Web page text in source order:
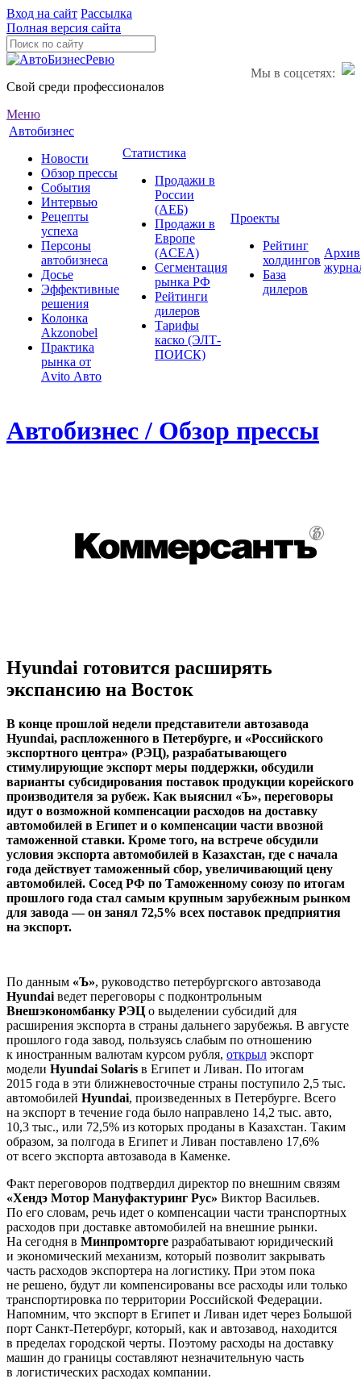
Вход на сайт Рассылка
Полная версия сайта
Мы в соцсетях:
Свой среди профессионалов
Меню
Автобизнес
Новости
Обзор прессы
События
Интервью
Рецепты
успеха
Персоны
автобизнеса
Досье
Эффективные
решения
Колонка
Akzonobel
Практика
рынка от
Аvito Авто
Статистика
Продажи в
России
(АЕБ)
Продажи в
Европе
(ACEA)
Сегментация
рынка РФ
Рейтинги
дилеров
Тарифы
каско (ЭЛТ-
ПОИСК)
Проекты
Рейтинг
холдингов
База
дилеров
Архив
Автобизнес / Обзор прессы
Hyundai готовится расширять
экспансию на Восток
В конце прошлой недели представители автозавода
Hyundai, распложенного в Петербурге, и «Российского
экспортного центра» (РЭЦ), разрабатывающего
стимулирующие экспорт меры поддержки, обсудили
варианты субсидирования поставок продукции корейского
производителя за рубеж. Как выяснил «Ъ», переговоры
идут о возможной компенсации расходов на доставку
автомобилей в Египет и о компенсации части ввозной
таможенной ставки. Кроме того, на встрече обсудили
условия экспорта автомобилей в Казахстан, где с начала
года действует таможенный сбор, увеличивающий цену
автомобилей. Сосед РФ по Таможенному союзу по итогам
прошлого года стал самым крупным зарубежным рынком
для завода — он занял 72,5% всех поставок предприятия
на экспорт.
По данным «Ъ», руководство петербургского автозавода
Hyundai ведет переговоры с подконтрольным
Внешэкономбанку РЭЦ о выделении субсидий для
расширения экспорта в страны дальнего зарубежья. В августе
прошлого года завод, пользуясь слабым по отношению
к иностранным валютам курсом рубля, открыл экспорт
модели Hyundai Solaris в Египет и Ливан. По итогам
2015 года в эти ближневосточные страны поступило 2,5 тыс.
автомобилей Hyundai, произведенных в Петербурге. Всего
на экспорт в течение года было направлено 14,2 тыс. авто,
10,3 тыс., или 72,5% из которых проданы в Казахстан. Таким
образом, за полгода в Египет и Ливан поставлено 17,6%
от всего экспорта автозавода в Каменке.
Факт переговоров подтвердил директор по внешним связям
«Хендэ Мотор Мануфактуринг Рус» Виктор Васильев.
По его словам, речь идет о компенсации части транспортных
расходов при доставке автомобилей на внешние рынки.
На сегодня в Минпромторге разрабатывают юридический
и экономический механизм, который позволит закрывать
часть расходов экспортера на логистику. При этом пока
не решено, будут ли компенсированы все расходы или только
транспортировка по территории Российской Федерации.
Напомним, что экспорт в Египет и Ливан идет через Большой
порт Санкт-Петербург, который, как и автозавод, находится
в пределах городской черты. Поэтому расходы на доставку
машин до границы составляют незначительную часть
в логистических расходах компании.